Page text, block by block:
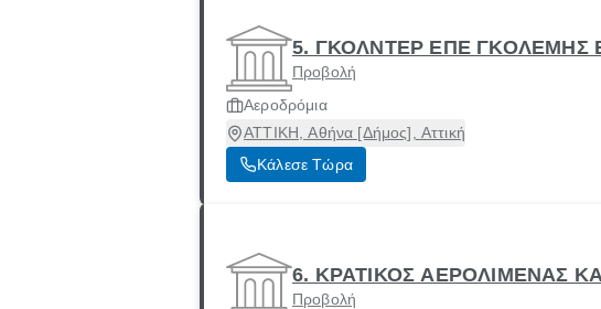
5. ΓΚΟΛΝΤΕΡ ΕΠΕ ΓΚΟΛΕΜΗΣ
Προβολή
Αεροδρόμια
ΑΤΤΙΚΗ, Αθήνα [Δήμος], Αττική
Κάλεσε Τώρα
6. ΚΡΑΤΙΚΟΣ ΑΕΡΟΛΙΜΕΝΑΣ
Προβολή